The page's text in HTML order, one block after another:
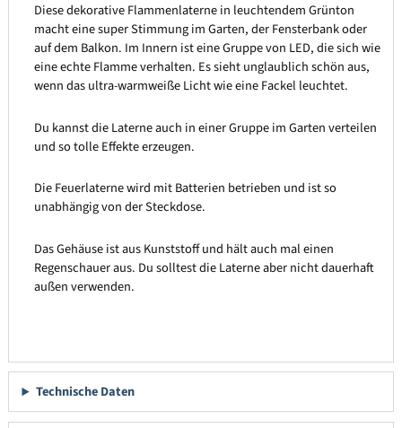
Diese dekorative Flammenlaterne in leuchtendem Grünton
macht eine super Stimmung im Garten, der Fensterbank oder
auf dem Balkon. Im Innern ist eine Gruppe von LED, die sich wie
eine echte Flamme verhalten. Es sieht unglaublich schön aus,
wenn das ultra-warmweiße Licht wie eine Fackel leuchtet.
Du kannst die Laterne auch in einer Gruppe im Garten verteilen
und so tolle Effekte erzeugen.
Die Feuerlaterne wird mit Batterien betrieben und ist so
unabhängig von der Steckdose.
Das Gehäuse ist aus Kunststoff und hält auch mal einen
Regenschauer aus. Du solltest die Laterne aber nicht dauerhaft
außen verwenden.
Technische Daten